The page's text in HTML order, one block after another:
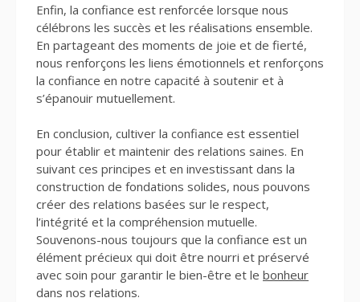
Enfin, la confiance est renforcée lorsque nous
célébrons les succès et les réalisations ensemble.
En partageant des moments de joie et de fierté,
nous renforçons les liens émotionnels et renforçons
la confiance en notre capacité à soutenir et à
s’épanouir mutuellement.
En conclusion, cultiver la confiance est essentiel
pour établir et maintenir des relations saines. En
suivant ces principes et en investissant dans la
construction de fondations solides, nous pouvons
créer des relations basées sur le respect,
l’intégrité et la compréhension mutuelle.
Souvenons-nous toujours que la confiance est un
élément précieux qui doit être nourri et préservé
avec soin pour garantir le bien-être et le bonheur
dans nos relations.